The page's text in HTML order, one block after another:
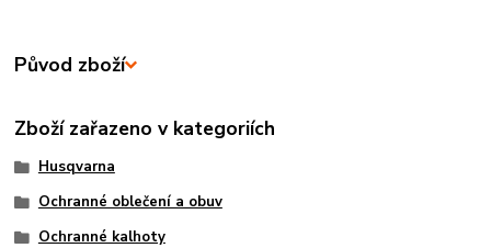
Původ zboží
Zboží zařazeno v kategoriích
Husqvarna
Ochranné oblečení a obuv
Ochranné kalhoty